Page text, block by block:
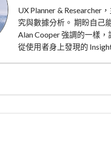
UX Planner & Researcher
究與數據分析。 期盼自己
Alan Cooper 強調的一樣
從使用者身上發現的